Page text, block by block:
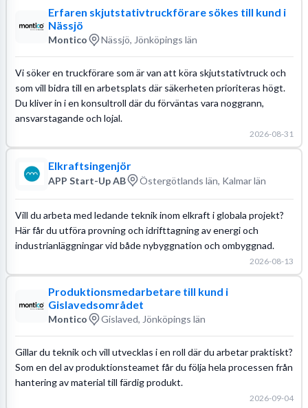
Erfaren skjutstativtruckförare sökes till kund i
Nässjö
Montico Nässjö, Jönköpings län
Vi söker en truckförare som är van att köra skjutstativtruck och
som vill bidra till en arbetsplats där säkerheten prioriteras högt.
Du kliver in i en konsultroll där du förväntas vara noggrann,
ansvarstagande och lojal.
2026-08-31
Elkraftsingenjör
APP Start-Up AB Östergötlands län, Kalmar län
Vill du arbeta med ledande teknik inom elkraft i globala projekt?
Här får du utföra provning och idrifttagning av energi och
industrianläggningar vid både nybyggnation och ombyggnad.
2026-08-13
Produktionsmedarbetare till kund i
Gislavedsområdet
Montico Gislaved, Jönköpings län
Gillar du teknik och vill utvecklas i en roll där du arbetar praktiskt?
Som en del av produktionsteamet får du följa hela processen från
hantering av material till färdig produkt.
2026-09-04